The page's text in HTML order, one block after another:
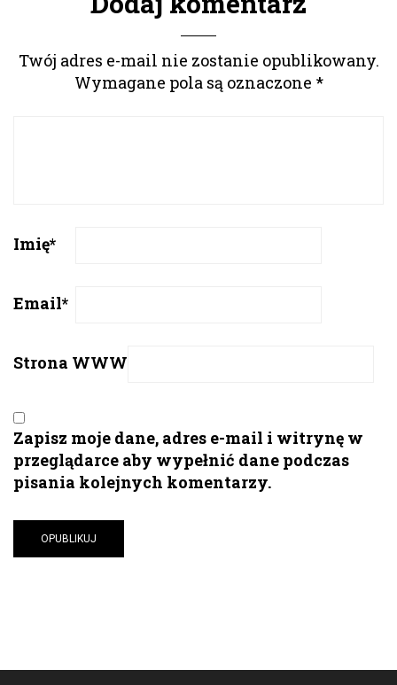
Twój adres e-mail nie zostanie opublikowany.
Wymagane pola są oznaczone *
Imię*
Email*
Strona WWW
Zapisz moje dane, adres e-mail i witrynę w
przeglądarce aby wypełnić dane podczas
pisania kolejnych komentarzy.